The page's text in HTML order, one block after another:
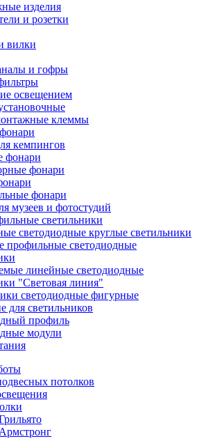
изделия
и розетки
вилки
и гофры
освещением
клеммы
кемпингов
фонари
фонари
фонари
музеев и фотостудий
светильники
светодиодные круглые светильники
профильные светодиодные
линейные светодиодные
"Световая линия"
светодиодные фигурные
для светильников
профиль
модули
потолков